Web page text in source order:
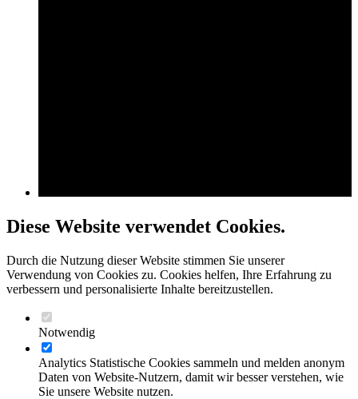
Diese Website verwendet Cookies.
Durch die Nutzung dieser Website stimmen Sie unserer
Verwendung von Cookies zu. Cookies helfen, Ihre Erfahrung zu
verbessern und personalisierte Inhalte bereitzustellen.
Notwendig
Analytics Statistische Cookies sammeln und melden anonym
Daten von Website-Nutzern, damit wir besser verstehen, wie
Sie unsere Website nutzen.